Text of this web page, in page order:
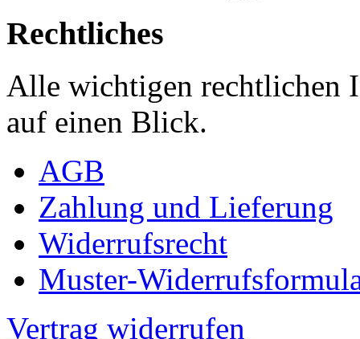
Rechtliches
Alle wichtigen rechtlichen
auf einen Blick.
AGB
Zahlung und Lieferung
Widerrufsrecht
Muster-
Vertrag widerrufen